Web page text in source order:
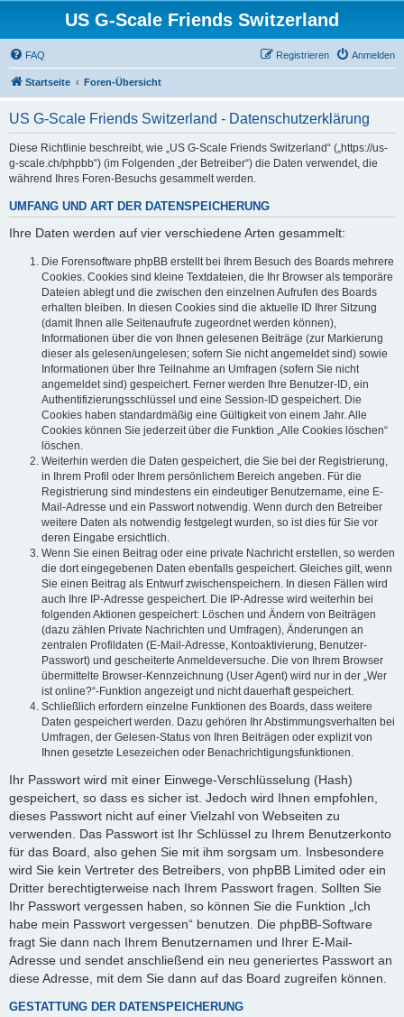
US G-Scale Friends Switzerland
FAQ Anmelden
Registrieren
Startseite Foren-Übersicht
US G-Scale Friends Switzerland - Datenschutzerklärung
Diese Richtlinie beschreibt, wie „US G-Scale Friends Switzerland“ („https://us-
g-scale.ch/phpbb“) (im Folgenden „der Betreiber“) die Daten verwendet, die
während Ihres Foren-Besuchs gesammelt werden.
UMFANG UND ART DER DATENSPEICHERUNG
Ihre Daten werden auf vier verschiedene Arten gesammelt:
Die Forensoftware phpBB erstellt bei Ihrem Besuch des Boards mehrere
Cookies. Cookies sind kleine Textdateien, die Ihr Browser als temporäre
Dateien ablegt und die zwischen den einzelnen Aufrufen des Boards
erhalten bleiben. In diesen Cookies sind die aktuelle ID Ihrer Sitzung
(damit Ihnen alle Seitenaufrufe zugeordnet werden können),
Informationen über die von Ihnen gelesenen Beiträge (zur Markierung
dieser als gelesen/ungelesen; sofern Sie nicht angemeldet sind) sowie
Informationen über Ihre Teilnahme an Umfragen (sofern Sie nicht
angemeldet sind) gespeichert. Ferner werden Ihre Benutzer-ID, ein
Authentifizierungsschlüssel und eine Session-ID gespeichert. Die
Cookies haben standardmäßig eine Gültigkeit von einem Jahr. Alle
Cookies können Sie jederzeit über die Funktion „Alle Cookies löschen“
löschen.
Weiterhin werden die Daten gespeichert, die Sie bei der Registrierung,
in Ihrem Profil oder Ihrem persönlichem Bereich angeben. Für die
Registrierung sind mindestens ein eindeutiger Benutzername, eine E-
Mail-Adresse und ein Passwort notwendig. Wenn durch den Betreiber
weitere Daten als notwendig festgelegt wurden, so ist dies für Sie vor
deren Eingabe ersichtlich.
Wenn Sie einen Beitrag oder eine private Nachricht erstellen, so werden
die dort eingegebenen Daten ebenfalls gespeichert. Gleiches gilt, wenn
Sie einen Beitrag als Entwurf zwischenspeichern. In diesen Fällen wird
auch Ihre IP-Adresse gespeichert. Die IP-Adresse wird weiterhin bei
folgenden Aktionen gespeichert: Löschen und Ändern von Beiträgen
(dazu zählen Private Nachrichten und Umfragen), Änderungen an
zentralen Profildaten (E-Mail-Adresse, Kontoaktivierung, Benutzer-
Passwort) und gescheiterte Anmeldeversuche. Die von Ihrem Browser
übermittelte Browser-Kennzeichnung (User Agent) wird nur in der „Wer
ist online?“-Funktion angezeigt und nicht dauerhaft gespeichert.
Schließlich erfordern einzelne Funktionen des Boards, dass weitere
Daten gespeichert werden. Dazu gehören Ihr Abstimmungsverhalten bei
Umfragen, der Gelesen-Status von Ihren Beiträgen oder explizit von
Ihnen gesetzte Lesezeichen oder Benachrichtigungsfunktionen.
Ihr Passwort wird mit einer Einwege-Verschlüsselung (Hash)
gespeichert, so dass es sicher ist. Jedoch wird Ihnen empfohlen,
dieses Passwort nicht auf einer Vielzahl von Webseiten zu
verwenden. Das Passwort ist Ihr Schlüssel zu Ihrem Benutzerkonto
für das Board, also gehen Sie mit ihm sorgsam um. Insbesondere
wird Sie kein Vertreter des Betreibers, von phpBB Limited oder ein
Dritter berechtigterweise nach Ihrem Passwort fragen. Sollten Sie
Ihr Passwort vergessen haben, so können Sie die Funktion „Ich
habe mein Passwort vergessen“ benutzen. Die phpBB-Software
fragt Sie dann nach Ihrem Benutzernamen und Ihrer E-Mail-
Adresse und sendet anschließend ein neu generiertes Passwort an
diese Adresse, mit dem Sie dann auf das Board zugreifen können.
GESTATTUNG DER DATENSPEICHERUNG